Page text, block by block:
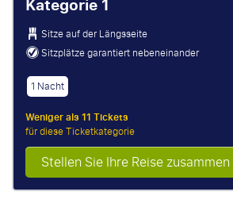
Sitze auf der Längsseite
Sitzplätze garantiert nebeneinander
1 Nacht
Weniger als 11 Tickets
für diese Ticketkategorie
Stellen Sie Ihre Reise zusammen